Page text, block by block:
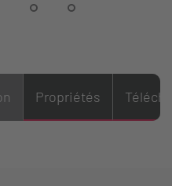
Propriétés